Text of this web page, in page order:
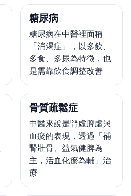
糖尿病
糖尿病在中醫裡面稱
「消渴症」，以多飲、
多食、多尿為特徵，也
是需靠飲食調整改善
骨質疏鬆症
中醫來說是腎虛脾虛與
血瘀的表現，透過「補
腎壯骨、益氣健脾為
主，活血化瘀為輔」治
療